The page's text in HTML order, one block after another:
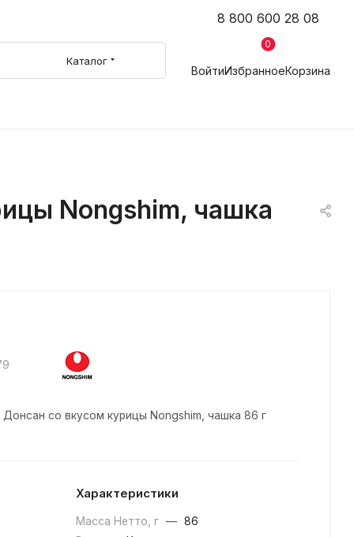
8 800 600 28 08
Каталог
ВойтиИзбранное
0
Корзина
Nongshim, чашка
со вкусом курицы Nongshim, чашка 86 г
Характеристики
Масса Нетто, г — 86